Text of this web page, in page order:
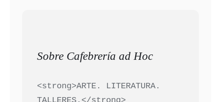
Sobre Cafebrería ad Hoc
<strong>ARTE. LITERATURA.